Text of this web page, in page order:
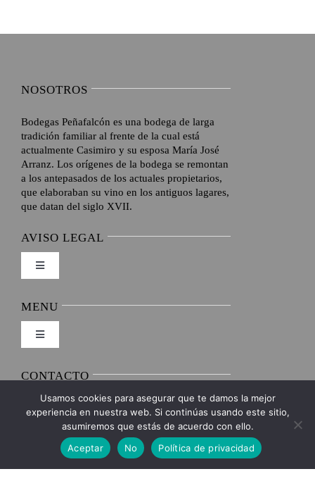
NOSOTROS
Bodegas Peñafalcón es una bodega de larga
tradición familiar al frente de la cual está
actualmente Casimiro y su esposa María José
Arranz. Los orígenes de la bodega se remontan
a los antepasados de los actuales propietarios,
que elaboraban su vino en los antiguos lagares,
que datan del siglo XVII.
AVISO LEGAL
Toggle
Navigation
Envíos y Devoluciones
Formas de pago
Condiciones de venta
Política de privacidad
MENU
Toggle
Navigation
Inicio
La bodega
CONTACTO
C/Pisuerga,42 – 47300 Peñafiel
(Valladolid)-España
BODEGAS PEÑAFALCON SL -
VER OFERTAS
Usamos cookies para asegurar que te damos la mejor
experiencia en nuestra web. Si continúas usando este sitio,
asumiremos que estás de acuerdo con ello.
Aceptar
No Política de privacidad